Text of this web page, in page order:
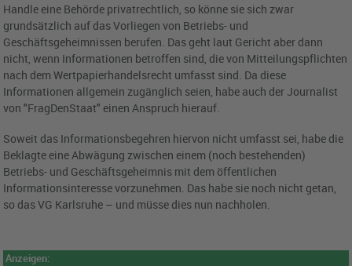
Handle eine Behörde privatrechtlich, so könne sie sich zwar
grundsätzlich auf das Vorliegen von Betriebs- und
Geschäftsgeheimnissen berufen. Das geht laut Gericht aber dann
nicht, wenn Informationen betroffen sind, die von Mitteilungspflichten
nach dem Wertpapierhandelsrecht umfasst sind. Da diese
Informationen allgemein zugänglich seien, habe auch der Journalist
von "FragDenStaat" einen Anspruch hierauf.
Soweit das Informationsbegehren hiervon nicht umfasst sei, habe die
Beklagte eine Abwägung zwischen einem (noch bestehenden)
Betriebs- und Geschäftsgeheimnis mit dem öffentlichen
Informationsinteresse vorzunehmen. Das habe sie noch nicht getan,
so das VG Karlsruhe – und müsse dies nun nachholen.
Anzeigen: